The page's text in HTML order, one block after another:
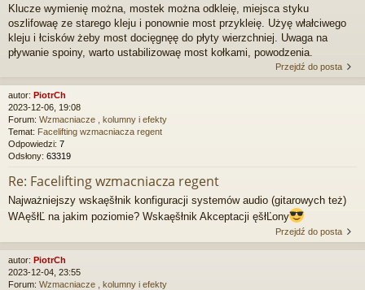
Klucze wymienię można, mostek można odkleię, miejsca styku
oszlifowaę ze starego kleju i ponownie most przykleię. Użyę włałciwego
kleju i łcisków żeby most docięgnęę do płyty wierzchniej. Uwaga na
pływanie spoiny, warto ustabilizowaę most kołkami, powodzenia.
Przejdź do posta
autor: PiotrCh
2023-12-06, 19:08
Forum: Wzmacniacze , kolumny i efekty
Temat: Facelifting wzmacniacza regent
Odpowiedzi: 7
Odsłony: 63319
Re: Facelifting wzmacniacza regent
Najważniejszy wskaęšłnik konfiguracji systemów audio (gitarowych też)
WAęšłĽ na jakim poziomie? Wskaęšłnik Akceptacji ęšłĽony
Przejdź do posta
autor: PiotrCh
2023-12-04, 23:55
Forum: Wzmacniacze , kolumny i efekty